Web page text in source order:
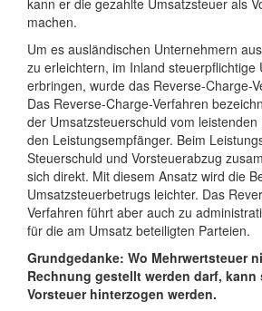
kann er die gezahlte Umsatzsteuer als
machen.
Um es ausländischen Unternehmern
zu erleichtern, im Inland steuerpflichtige
erbringen, wurde das Reverse-Charge-
Das Reverse-Charge-Verfahren
der Umsatzsteuerschuld vom
den Leistungsempfänger. Beim
Steuerschuld und Vorsteuerabzug
sich direkt. Mit diesem Ansatz wird die
Umsatzsteuerbetrugs leichter. Das
Verfahren führt aber auch zu
für die am Umsatz beteiligten Parteien.
Grundgedanke: Wo Mehrwertsteuer
Rechnung gestellt werden darf,
Vorsteuer hinterzogen werden.